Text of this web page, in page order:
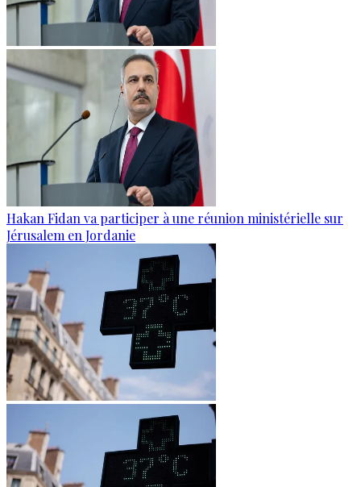
Hakan Fidan va participer à une réunion ministérielle sur
Jérusalem en Jordanie